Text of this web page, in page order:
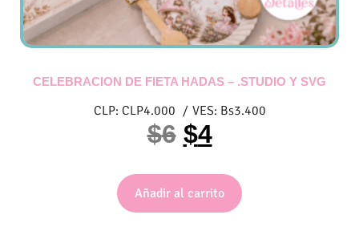
CELEBRACION DE FIETA HADAS – .STUDIO Y SVG
CLP: CLP4.000 / VES: Bs3.400
$6 $4
Añadir al carrito